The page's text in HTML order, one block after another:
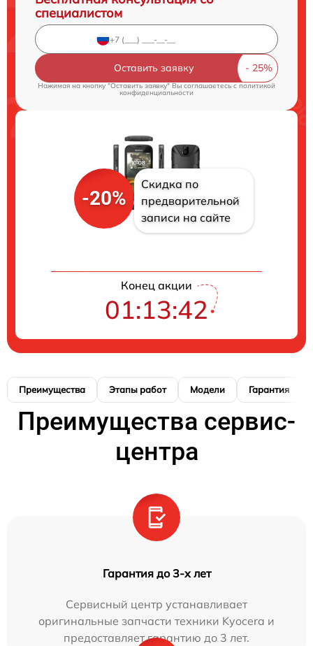
специалистом
Оставить заявку
Нажимая на кнопку "Оставить заявку" Вы соглашаетесь cполитикой
конфиденциальности
-20%
Скидка по
предварительной
записи на сайте
Конец акции
01:13:41
Преимущества Этапы работ Модели Гарантия
Преимущества сервис-
центра
Гарантия до 3-х лет
Сервисный центр устанавливает
оригинальные запчасти техники Kyocera и
предоставляет гарантию до 3 лет.